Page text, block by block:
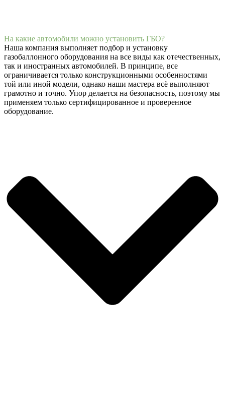
На какие автомобили можно установить ГБО?
Наша компания выполняет подбор и установку
газобаллонного оборудования на все виды как отечественных,
так и иностранных автомобилей. В принципе, все
ограничивается только конструкционными особенностями
той или иной модели, однако наши мастера всё выполняют
грамотно и точно. Упор делается на безопасность, поэтому мы
применяем только сертифицированное и проверенное
оборудование.